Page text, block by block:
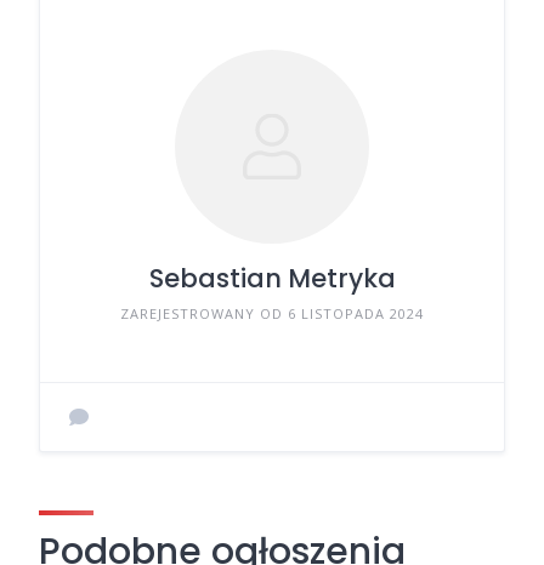
Sebastian Metryka
ZAREJESTROWANY OD 6 LISTOPADA 2024
Podobne ogłoszenia